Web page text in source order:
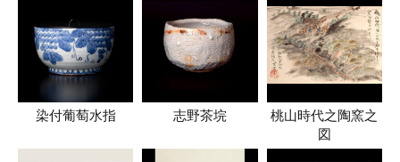
染付葡萄水指 志野茶垸
桃山時代之陶窯之
図